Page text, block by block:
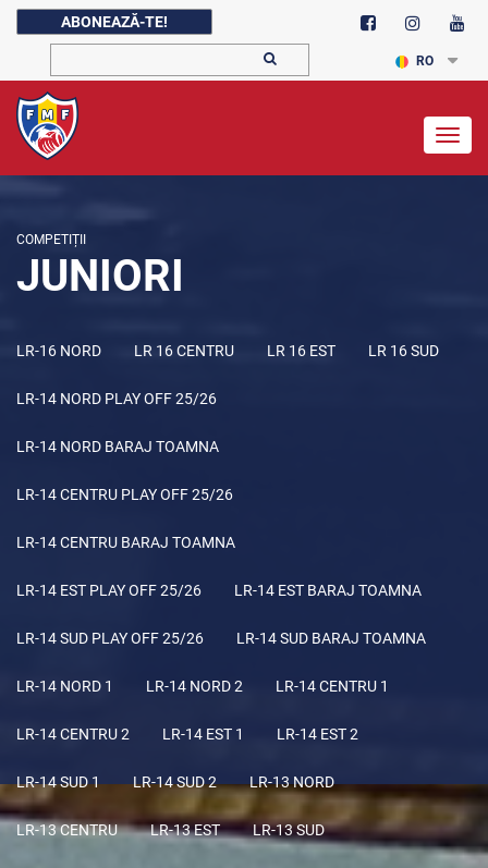
ABONEAZĂ-TE!
RO
COMPETIȚII
JUNIORI
LR-16 NORD LR 16 CENTRU LR 16 EST LR 16 SUD
LR-14 NORD PLAY OFF 25/26
LR-14 NORD BARAJ TOAMNA
LR-14 CENTRU PLAY OFF 25/26
LR-14 CENTRU BARAJ TOAMNA
LR-14 EST PLAY OFF 25/26 LR-14 EST BARAJ TOAMNA
LR-14 SUD PLAY OFF 25/26 LR-14 SUD BARAJ TOAMNA
LR-14 NORD 1 LR-14 NORD 2 LR-14 CENTRU 1
LR-14 CENTRU 2 LR-14 EST 1 LR-14 EST 2
LR-14 SUD 1 LR-14 SUD 2 LR-13 NORD
LR-13 CENTRU LR-13 EST LR-13 SUD